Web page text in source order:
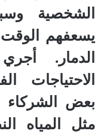
الشخصية
يسعفهم الوقت
الدمار.
الاحتياجات
بعض الشركاء
مثل المياه